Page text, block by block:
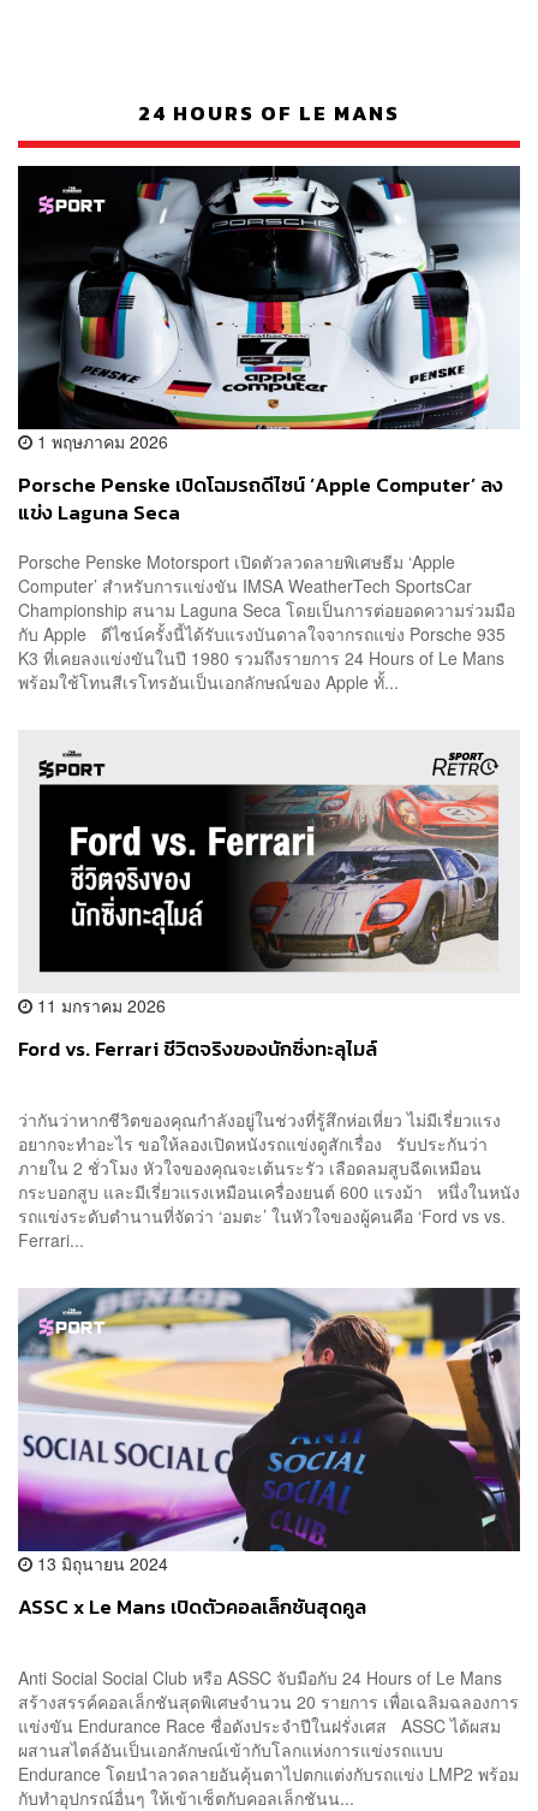
24 HOURS OF LE MANS
1 พฤษภาคม 2026
Porsche Penske เปิดโฉมรถดีไซน์ ‘Apple Computer’ ลง
แข่ง Laguna Seca
Porsche Penske Motorsport เปิดตัวลวดลายพิเศษธีม ‘Apple
Computer’ สำหรับการแข่งขัน IMSA WeatherTech SportsCar
Championship สนาม Laguna Seca โดยเป็นการต่อยอดความร่วมมือ
กับ Apple ดีไซน์ครั้งนี้ได้รับแรงบันดาลใจจากรถแข่ง Porsche 935
K3 ที่เคยลงแข่งขันในปี 1980 รวมถึงรายการ 24 Hours of Le Mans
พร้อมใช้โทนสีเรโทรอันเป็นเอกลักษณ์ของ Apple ทั้...
11 มกราคม 2026
Ford vs. Ferrari ชีวิตจริงของนักซิ่งทะลุไมล์
ว่ากันว่าหากชีวิตของคุณกำลังอยู่ในช่วงที่รู้สึกห่อเหี่ยว ไม่มีเรี่ยวแรง
อยากจะทำอะไร ขอให้ลองเปิดหนังรถแข่งดูสักเรื่อง รับประกันว่า
ภายใน 2 ชั่วโมง หัวใจของคุณจะเต้นระรัว เลือดลมสูบฉีดเหมือน
กระบอกสูบ และมีเรี่ยวแรงเหมือนเครื่องยนต์ 600 แรงม้า หนึ่งในหนัง
รถแข่งระดับตำนานที่จัดว่า ‘อมตะ’ ในหัวใจของผู้คนคือ ‘Ford vs vs.
Ferrari...
13 มิถุนายน 2024
ASSC x Le Mans เปิดตัวคอลเล็กชันสุดคูล
Anti Social Social Club หรือ ASSC จับมือกับ 24 Hours of Le Mans
สร้างสรรค์คอลเล็กชันสุดพิเศษจำนวน 20 รายการ เพื่อเฉลิมฉลองการ
แข่งขัน Endurance Race ชื่อดังประจำปีในฝรั่งเศส ASSC ได้ผสม
ผสานสไตล์อันเป็นเอกลักษณ์เข้ากับโลกแห่งการแข่งรถแบบ
Endurance โดยนำลวดลายอันคุ้นตาไปตกแต่งกับรถแข่ง LMP2 พร้อม
กับทำอุปกรณ์อื่นๆ ให้เข้าเซ็ตกับคอลเล็กชันน...